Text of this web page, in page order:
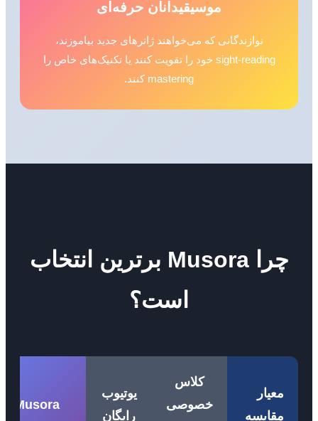
موسیقیدانان حرفه‌ای
نوازندگانی که می‌خواهند ژانرهای جدید بیاموزند،
sight-reading خود را تقویت کنند یا تکنیک‌های خاص را
mastering کنند.
چرا Musora برترین انتخاب
است؟
معیار
مقایسه
کلاس
خصوصی
یوتیوب
رایگان
Musora